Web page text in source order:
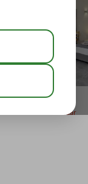
bewaar